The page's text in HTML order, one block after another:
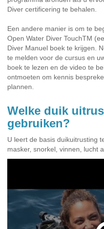
Diver certificering te behalen.
Een andere manier is om te
Open Water Diver TouchTM
Diver Manuel boek te krijgen.
te melden voor de cursus en
boek te lezen en de video te
ontmoeten om kennis
plannen.
Welke duik
gebruiken?
U leert de basis duikuitrusting
masker, snorkel, vinnen, lucht